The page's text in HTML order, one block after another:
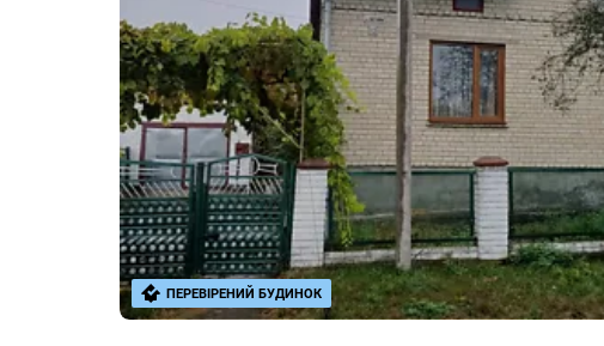
ПЕРЕВІРЕНИЙ БУДИНОК